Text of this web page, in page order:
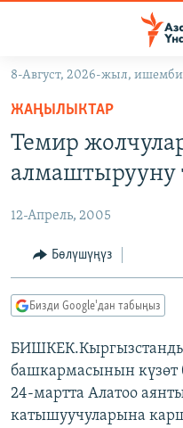
Навигацияга
өтүңүз
Издөөгө
салыңызКЫРГЫЗСТАН
ЭКОНОМИКА
МАДАНИЯТ
БОРБОР АЗИЯ
АТАЙЫН ИЛИКТӨӨ
ТВ ПРОГРАММАЛАР
ЭКСПЕРТТЕР ТАЛДАЙТ
БИЗ ЖАНА ДҮЙНӨ
ДАНИСТЕ
ЭЖЕ-СИҢДИЛЕР
ӨЗГӨЧӨ ПИКИР
Русский
ОНЛАЙН ШЕРИНЕ
8-Август, 2026-жыл,
ЖАҢЫЛЫКТАР
Темир
алмаштырууну
12-Апрель, 2005
Бөлүшүңүз
Бизди Google'дан табыңыз
башкармасынын күзөт
24-мартта Алатоо
катышуучуларына